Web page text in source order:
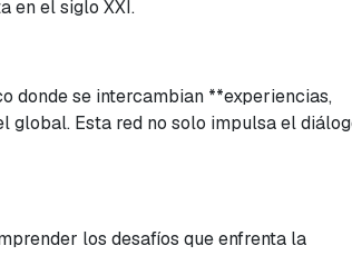
en el siglo XXI.
donde se intercambian **experiencias,
Esta red no solo impulsa el
los desafíos que enfrenta la